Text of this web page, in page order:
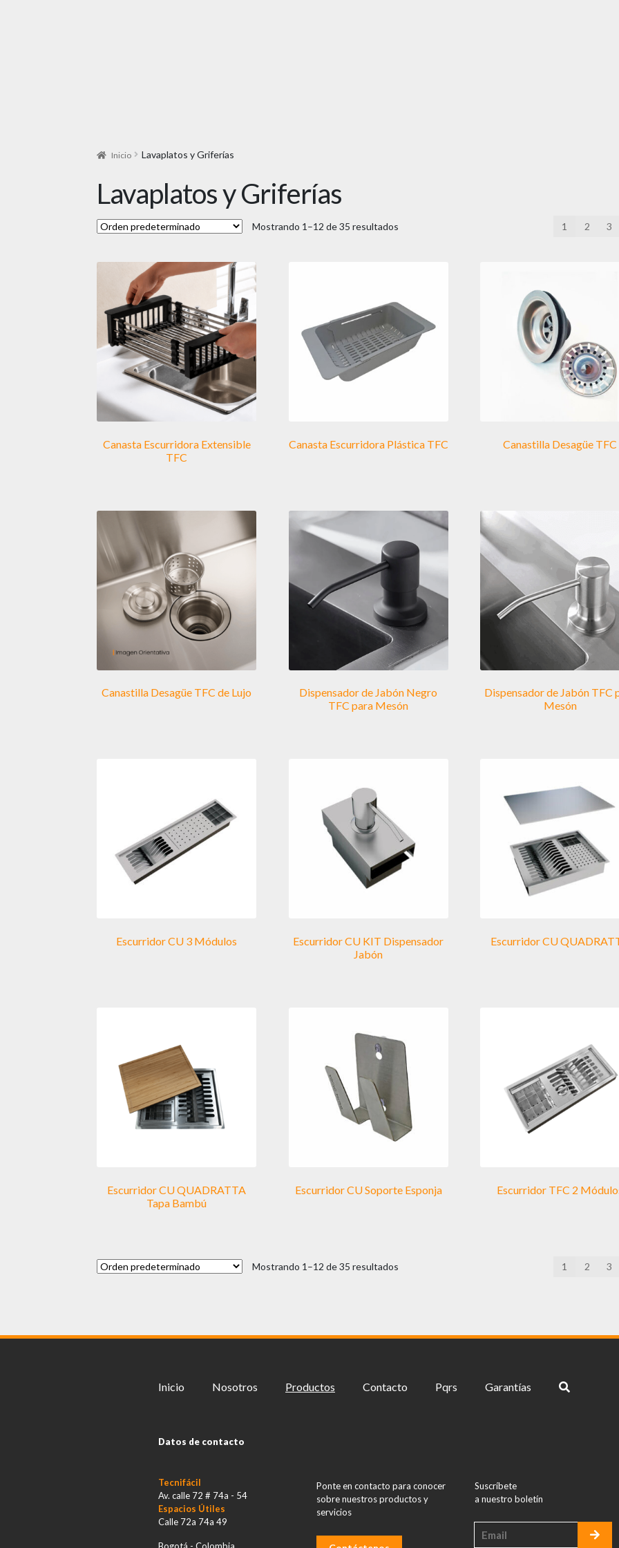
Inicio Lavaplatos y Griferías
Lavaplatos y Griferías
Mostrando 1–12 de 35 resultados 1 2 3
Canasta Escurridora Extensible
TFC
Canasta Escurridora Plástica TFC Canastilla Desagüe TFC
Canastilla Desagüe TFC de Lujo
Dispensador de Jabón Negro
TFC para Mesón
Dispensador de Jabón TFC
Mesón
Escurridor CU 3 Módulos
Escurridor CU KIT Dispensador
Jabón
Escurridor CU
Escurridor CU QUADRATTA
Tapa Bambú
Escurridor CU Soporte Esponja Escurridor TFC 2
Mostrando 1–12 de 35 resultados 1 2 3
Inicio Nosotros Productos Contacto Pqrs Garantías
Datos de contacto
Tecnifácil
Av. calle 72 # 74a - 54
Espacios Útiles
Calle 72a 74a 49
Bogotá - Colombia
Ponte en contacto para conocer
sobre nuestros productos y
servicios
Suscríbete
a nuestro boletín